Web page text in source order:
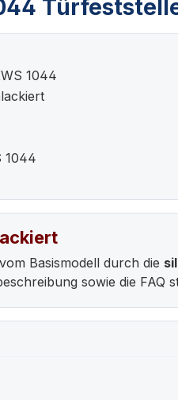
1044
1044
Basismodell durch die
sowie die FAQ